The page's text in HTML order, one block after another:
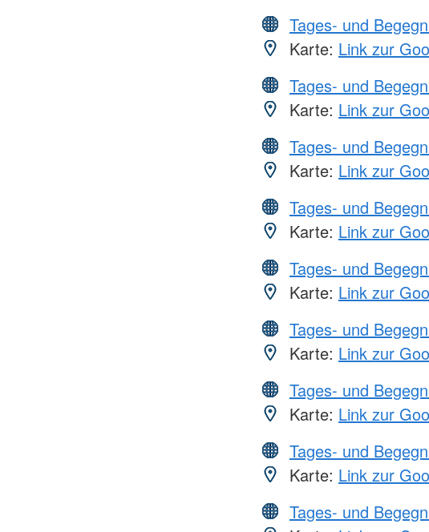
Tages- und
Karte: Link zur
Tages- und
Karte: Link zur
Tages- und
Karte: Link zur
Tages- und
Karte: Link zur
Tages- und
Karte: Link zur
Tages- und
Karte: Link zur
Tages- und
Karte: Link zur
Tages- und
Karte: Link zur
Tages- und